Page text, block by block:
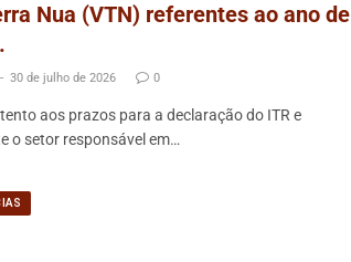
Nua (VTN) referentes ao ano de
30 de julho de 2026 0
aos prazos para a declaração do ITR e
o setor responsável em…